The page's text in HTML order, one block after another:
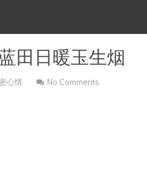
田日暖玉生烟
心情 No Comments